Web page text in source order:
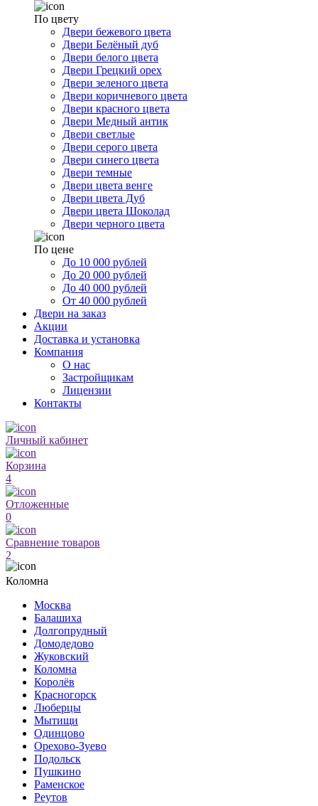
По цвету
Двери бежевого цвета
Двери Белёный дуб
Двери белого цвета
Двери Грецкий орех
Двери зеленого цвета
Двери коричневого цвета
Двери красного цвета
Двери Медный антик
Двери светлые
Двери серого цвета
Двери синего цвета
Двери темные
Двери цвета венге
Двери цвета Дуб
Двери цвета Шоколад
Двери черного цвета
По цене
До 10 000 рублей
До 20 000 рублей
До 40 000 рублей
От 40 000 рублей
Двери на заказ
Акции
Доставка и установка
Компания
О нас
Застройщикам
Лицензии
Контакты
Личный кабинет
Корзина
4
Отложенные
0
Сравнение товаров
2
Коломна
Москва
Балашиха
Долгопрудный
Домодедово
Жуковский
Коломна
Королёв
Красногорск
Люберцы
Мытищи
Одинцово
Орехово-Зуево
Подольск
Пушкино
Раменское
Реутов